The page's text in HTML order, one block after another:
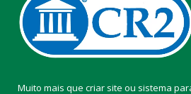
Muito mais que criar site ou sistema